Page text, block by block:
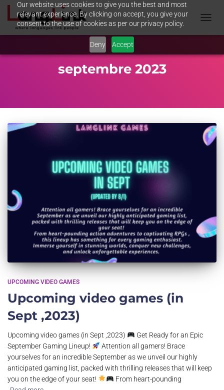
Our website uses cookies to give you the best and most
relevant experience. By clicking on accept, you give your
consent to the use of cookies as per our privacy policy.
Deny Accept
septembre 2023
UPCOMING VIDEO GAMES
Upcoming video games (in
Sept ,2023)
Upcoming video games (in Sept ,2023)
Get Ready for an Epic
September Gaming Lineup!
Attention all gamers! Brace
yourselves for an incredible September as we unveil our highly
anticipated gaming list, packed with thrilling releases that will keep
you on the edge of your seat!
From heart-pounding